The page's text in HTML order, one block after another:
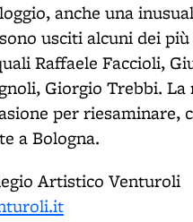
anche una
usciti alcuni dei
Raffaele Faccioli,
Giorgio Trebbi.
per
a Bologna.
Artistico Venturoli